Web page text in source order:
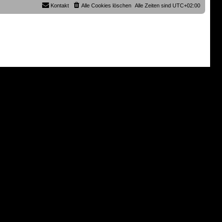
a
g
B
i
Alle Zeiten sindUTC+02:00
Alle Cookies löschen
Kontakt